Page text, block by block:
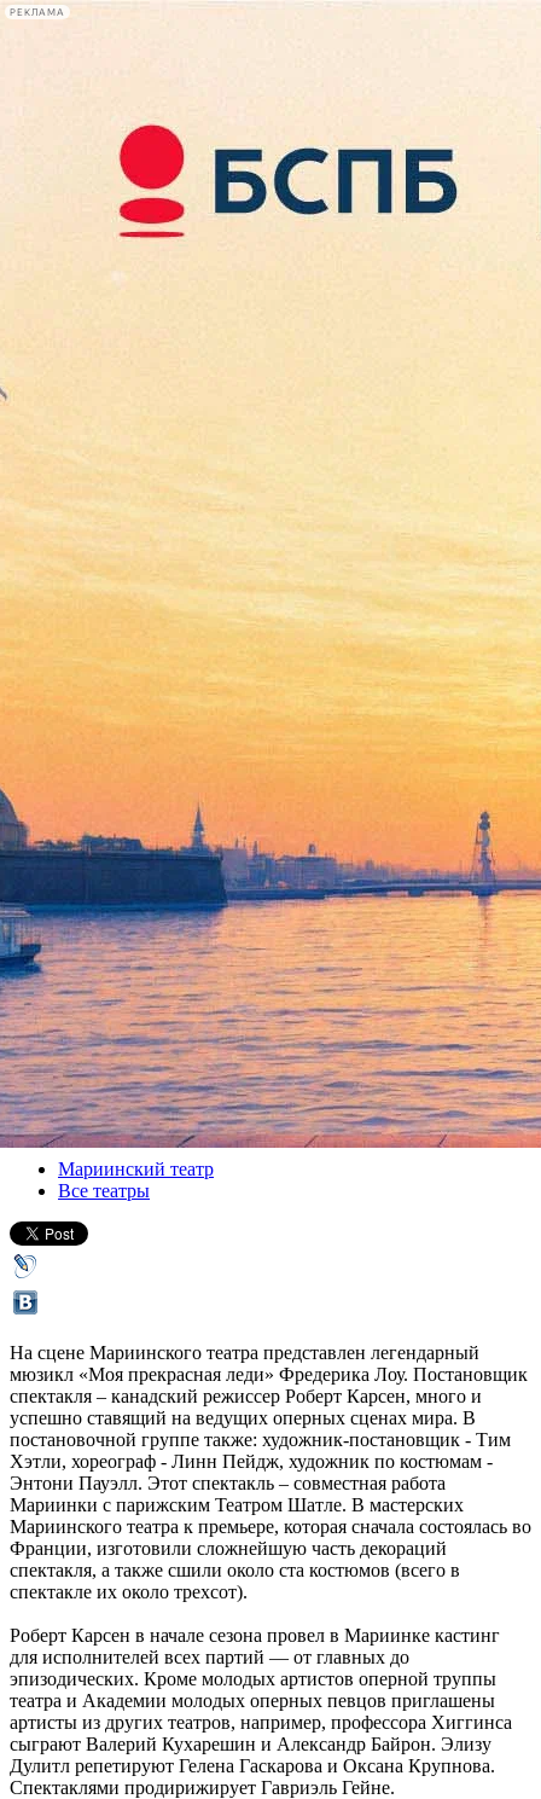
РЕКЛАМА
Сегодня:
2026.08.08
13:40
Афиша Plus
Премьера мюзикла «Моя
прекрасная леди»
19 февраля 2012, воскресенье,19.00
Версия для печати
Все спектакли
Мариинский театр
Все театры
На сцене Мариинского театра представлен легендарный
мюзикл «Моя прекрасная леди» Фредерика Лоу. Постановщик
спектакля – канадский режиссер Роберт Карсен, много и
успешно ставящий на ведущих оперных сценах мира. В
постановочной группе также: художник-постановщик - Тим
Хэтли, хореограф - Линн Пейдж, художник по костюмам -
Энтони Пауэлл. Этот спектакль – совместная работа
Мариинки с парижским Театром Шатле. В мастерских
Мариинского театра к премьере, которая сначала состоялась во
Франции, изготовили сложнейшую часть декораций
спектакля, а также сшили около ста костюмов (всего в
спектакле их около трехсот).
Роберт Карсен в начале сезона провел в Мариинке кастинг
для исполнителей всех партий — от главных до
эпизодических. Кроме молодых артистов оперной труппы
театра и Академии молодых оперных певцов приглашены
артисты из других театров, например, профессора Хиггинса
сыграют Валерий Кухарешин и Александр Байрон. Элизу
Дулитл репетируют Гелена Гаскарова и Оксана Крупнова.
Спектаклями продирижирует Гавриэль Гейне.